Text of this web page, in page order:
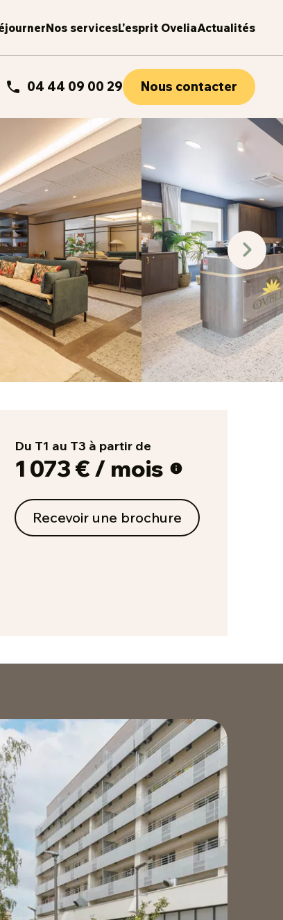
Nos servicesL'esprit OveliaActualités
04 44 09 00 29 Nous contacter
Du T1 au T3 à partir de
1 073 € / mois
Recevoir une brochure